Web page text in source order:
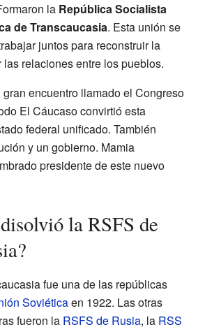
la República Socialista
de Transcaucasia. Esta unión se
juntos para reconstruir la
relaciones entre los pueblos.
encuentro llamado el Congreso
El Cáucaso convirtió esta
federal unificado. También
y un gobierno. Mamia
presidente de este nuevo
la RSFS de
fue una de las repúblicas
Soviéticaen 1922. Las otras
fueron la RSFS de Rusia, la RSS